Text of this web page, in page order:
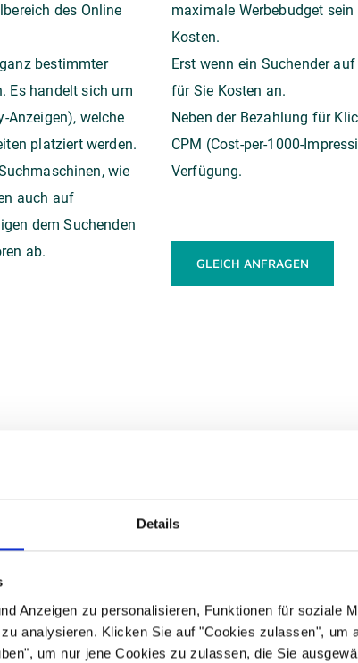
Details
Anzeigen zu personalisieren, Funktionen für soziale
analysieren. Klicken Sie auf "Cookies zulassen", um
um nur jene Cookies zu zulassen, die Sie
des Online
bestimmter
Es handelt sich um
Anzeigen), welche
platziert werden.
wie
auch auf
dem Suchenden
ab.
maximale Werbebudget
Kosten.
Erst wenn ein Suchender
für Sie Kosten an.
Neben der Bezahlung für
CPM (Cost-per-1000-
Verfügung.
GLEICH ANFRAGEN
SEA Leistungen
Werbeformen im Bereich der Online